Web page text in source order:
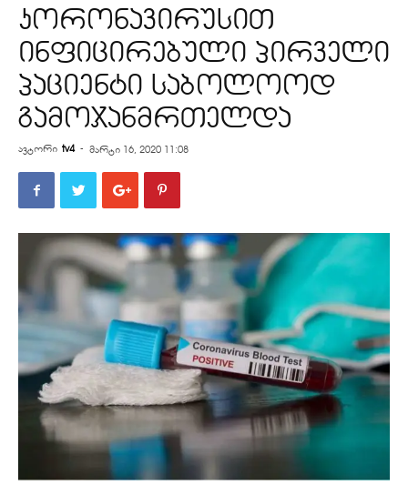
კორონავირუსით
ინფიცირებული პირველი
პაციენტი საბოლოოდ
გამოჯანმრთელდა
ავტორი tv4 - მარტი 16, 2020 11:08